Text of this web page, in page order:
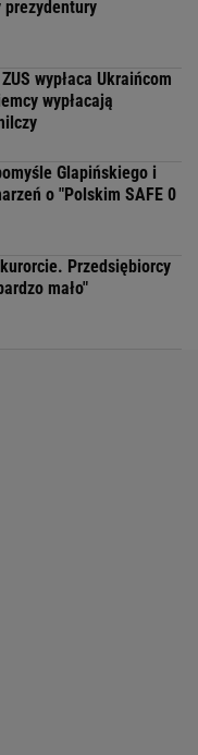
wypłaca Ukraińcom
wypłacają
Glapińskiego i
o "Polskim SAFE 0
Przedsiębiorcy
mało"